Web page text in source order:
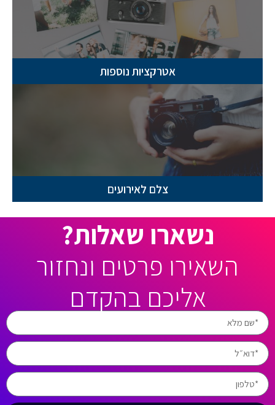
אטרקציות נוספות
צלם לאירועים
נשארו שאלות?
השאירו פרטים ונחזור
אליכם בהקדם